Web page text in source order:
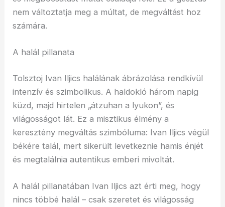
nem változtatja meg a múltat, de megváltást hoz
számára.
A halál pillanata
Tolsztoj Ivan Iljics halálának ábrázolása rendkívül
intenzív és szimbolikus. A haldokló három napig
küzd, majd hirtelen „átzuhan a lyukon”, és
világosságot lát. Ez a misztikus élmény a
keresztény megváltás szimbóluma: Ivan Iljics végül
békére talál, mert sikerült levetkeznie hamis énjét
és megtalálnia autentikus emberi mivoltát.
A halál pillanatában Ivan Iljics azt érti meg, hogy
nincs többé halál – csak szeretet és világosság